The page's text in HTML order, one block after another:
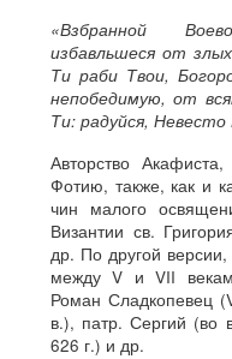
«Взбранной
избавльшеся от
Ти раби Твои,
непобедимую, от
Ти: радуйся,
Авторство
Фотию, также, как и
чин малого
Византии св.
др. По другой
между V и VII
Роман Сладкопевец
в.), патр. Сергий (во
626 г.) и др.